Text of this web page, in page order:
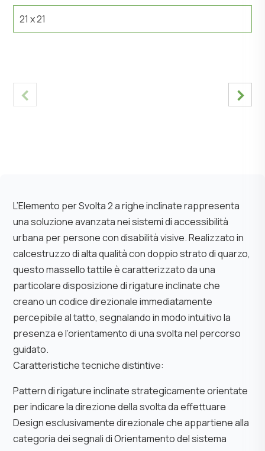
21 x 21
‹ ›
L’Elemento per Svolta 2 a righe inclinate rappresenta
una soluzione avanzata nei sistemi di accessibilità
urbana per persone con disabilità visive. Realizzato in
calcestruzzo di alta qualità con doppio strato di quarzo,
questo massello tattile è caratterizzato da una
particolare disposizione di rigature inclinate che
creano un codice direzionale immediatamente
percepibile al tatto, segnalando in modo intuitivo la
presenza e l’orientamento di una svolta nel percorso
guidato.
Caratteristiche tecniche distintive:
Pattern di rigature inclinate strategicamente orientate
per indicare la direzione della svolta da effettuare
Design esclusivamente direzionale che appartiene alla
categoria dei segnali di Orientamento del sistema